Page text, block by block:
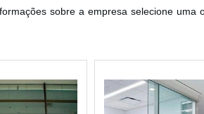
sobre a empresa selecione uma